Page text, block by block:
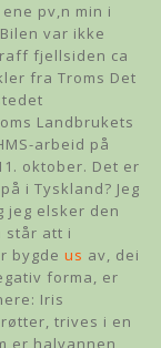
pv,n min i
var ikke
fjellsiden ca
fra Troms Det
Landbrukets
arbeid på
oktober. Det er
i Tyskland? Jeg
jeg elsker den
står att i
bygde us av, dei
forma, er
Iris
trives i en